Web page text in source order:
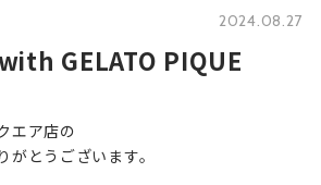
2024.08.27
GELATO PIQUE
エア店の
とうございます。